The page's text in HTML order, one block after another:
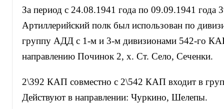
За период с 24.08.1941 года по 09.09.1941 года
Артиллерийский полк был использован по
группу АДД с 1-м и 3-м дивизионами 542-го
направлению Починок 2, х. Ст. Село, Сеченки.
2\392 КАП совместно с 2\542 КАП входит в
Действуют в направлении: Чуркино, Шелепы.